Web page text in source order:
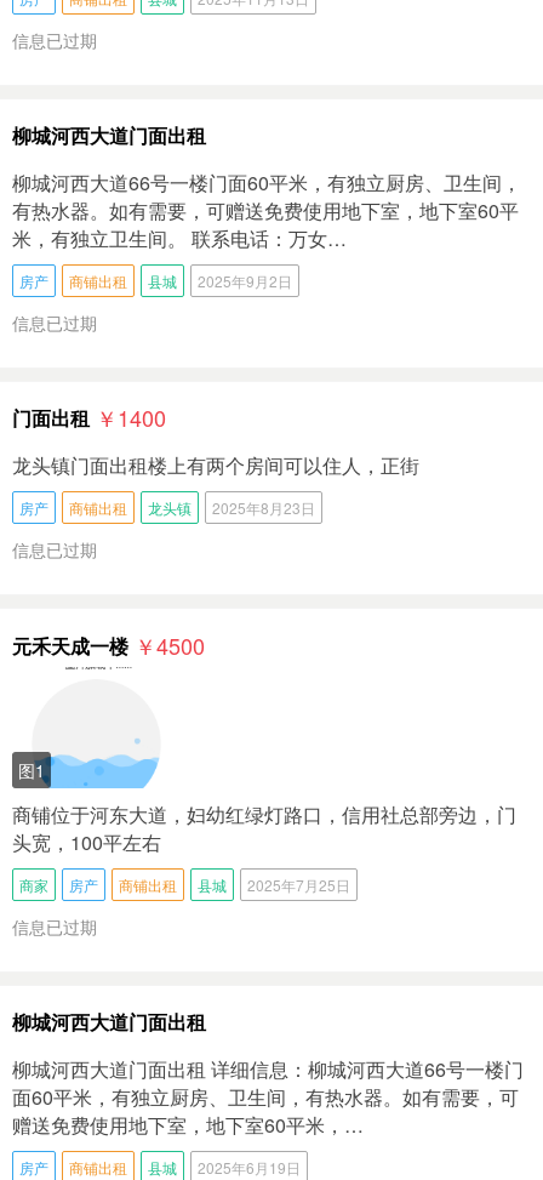
信息已过期
柳城河西大道门面出租
柳城河西大道66号一楼门面60平米，有独立厨房、卫生间，
有热水器。如有需要，可赠送免费使用地下室，地下室60平
米，有独立卫生间。 联系电话：万女…
房产 商铺出租 县城 2025年9月2日
信息已过期
门面出租 ￥1400
龙头镇门面出租楼上有两个房间可以住人，正街
房产 商铺出租 龙头镇 2025年8月23日
信息已过期
元禾天成一楼 ￥4500
图1
商铺位于河东大道，妇幼红绿灯路口，信用社总部旁边，门
头宽，100平左右
商家 房产 商铺出租 县城 2025年7月25日
信息已过期
柳城河西大道门面出租
柳城河西大道门面出租 详细信息：柳城河西大道66号一楼门
面60平米，有独立厨房、卫生间，有热水器。如有需要，可
赠送免费使用地下室，地下室60平米，…
房产 商铺出租 县城 2025年6月19日